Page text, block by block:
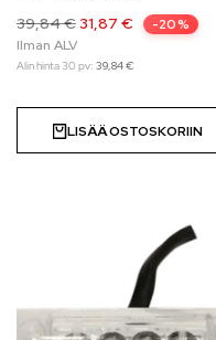
39,84€31,87 € -20%
Alin hinta 30 pv: 39,84€
LISÄÄ OSTOSKORIIN